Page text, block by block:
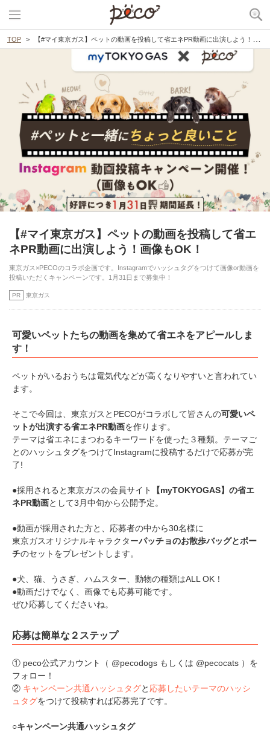
TOP 【#マイ東京ガス】ペットの動画を投稿して省エネPR動画に出演しよう！画像もOK！
【#マイ東京ガス】ペットの動画を投稿して省エ
ネPR動画に出演しよう！画像もOK！
東京ガス×PECOのコラボ企画です。Instagramでハッシュタグをつけて画像or動画を
投稿いただくキャンペーンです。1月31日まで募集中！
PR 東京ガス
可愛いペットたちの動画を集めて省エネをアピールしま
す！
ペットがいるおうちは電気代などが高くなりやすいと言われてい
ます。
そこで今回は、東京ガスとPECOがコラボして皆さんの可愛いペ
ットが出演する省エネPR動画を作ります。
テーマは省エネにまつわるキーワードを使った３種類。テーマご
とのハッシュタグをつけてInstagramに投稿するだけで応募が完
了!
●採用されると東京ガスの会員サイト
【myTOKYOGAS】の省エ
ネPR動画として3月中旬から公開予定。
●動画が採用された方と、応募者の中から30名様に
東京ガスオリジナルキャラクターパッチョのお散歩バッグとポー
チのセットをプレゼントします。
●犬、猫、うさぎ、ハムスター、動物の種類はALL OK！
●動画だけでなく、画像でも応募可能です。
ぜひ応募してくださいね。
応募は簡単な２ステップ
① peco公式アカウント（ @pecodogs もしくは @pecocats ）を
フォロー！
② キャンペーン共通ハッシュタグと 応募したいテーマのハッシ
ュタグをつけて投稿すれば応募完了です。
○キャンペーン共通ハッシュタグ
PECOアプリをダウンロード済みの方